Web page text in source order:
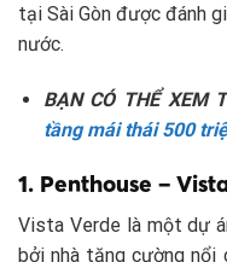
tại Sài Gòn được đánh
nước.
BẠN CÓ THỂ XEM
tầng mái thái 500
1. Penthouse –
Vista Verde là một dự
bởi nhà tăng cường nổi